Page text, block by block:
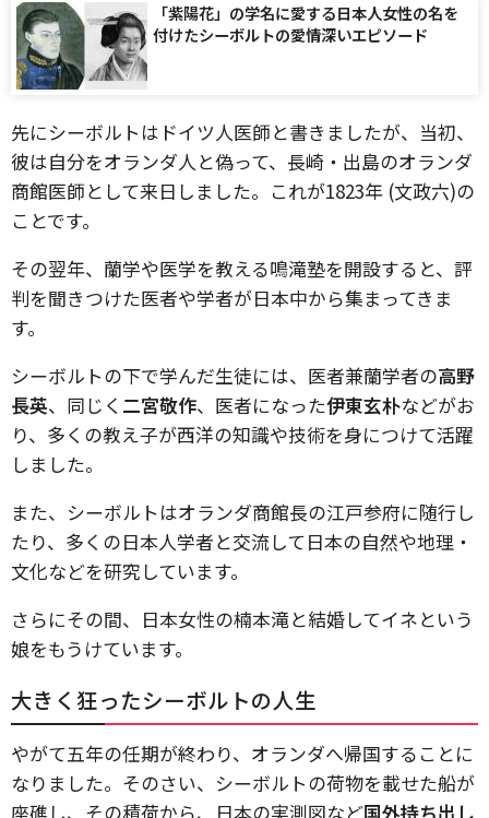
「紫陽花」の学名に愛する日本人女性の名を
付けたシーボルトの愛情深いエピソード
先にシーボルトはドイツ人医師と書きましたが、当初、
彼は自分をオランダ人と偽って、長崎・出島のオランダ
商館医師として来日しました。これが1823年 (文政六)の
ことです。
その翌年、蘭学や医学を教える鳴滝塾を開設すると、評
判を聞きつけた医者や学者が日本中から集まってきま
す。
シーボルトの下で学んだ生徒には、医者兼蘭学者の高野
長英、同じく 二宮敬作、医者になった伊東玄朴などがお
り、多くの教え子が西洋の知識や技術を身につけて活躍
しました。
また、シーボルトはオランダ商館長の江戸参府に随行し
たり、多くの日本人学者と交流して日本の自然や地理・
文化などを研究しています。
さらにその間、日本女性の楠本滝と結婚してイネという
娘をもうけています。
大きく狂ったシーボルトの人生
やがて五年の任期が終わり、オランダへ帰国することに
なりました。そのさい、シーボルトの荷物を載せた船が
座礁し、その積荷から、日本の実測図など国外持ち出し